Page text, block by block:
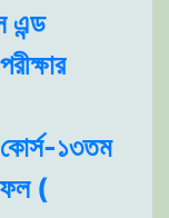
এন্ড
কোর্স-১৩তম
(